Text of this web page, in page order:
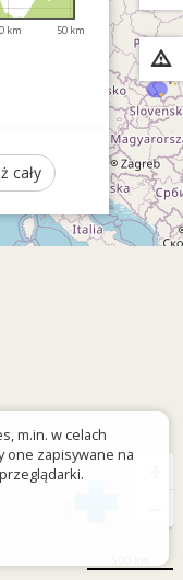
km 50 km
cały
m.in. w celach
one zapisywane na